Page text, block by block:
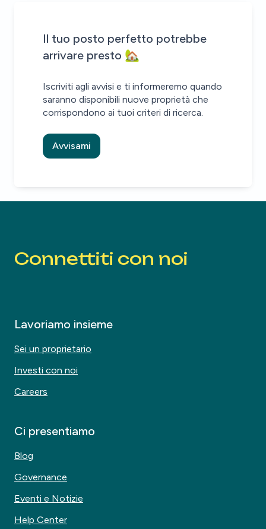
Il tuo posto perfetto potrebbe
arrivare presto 🏡
Iscriviti agli avvisi e ti informeremo quando
saranno disponibili nuove proprietà che
corrispondono ai tuoi criteri di ricerca.
Avvisami
House alert
Sii il primo a sapere quando ci sono nuove proprietà che
House alert
Alert inviato!
Connettiti con noi
Lavoriamo insieme
Sei un proprietario
Investi con noi
Careers
Ci presentiamo
Blog
Governance
Eventi e Notizie
Help Center